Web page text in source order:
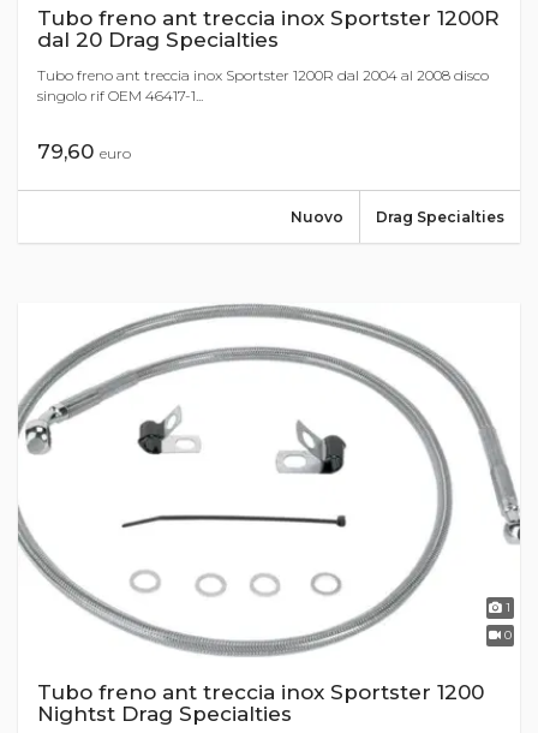
Tubo freno ant treccia inox Sportster 1200R
dal 20 Drag Specialties
Tubo freno ant treccia inox Sportster 1200R dal 2004 al 2008 disco
singolo rif OEM 46417-1...
79,60 euro
Drag Specialties
Nuovo
1
0
Tubo freno ant treccia inox Sportster 1200
Nightst Drag Specialties